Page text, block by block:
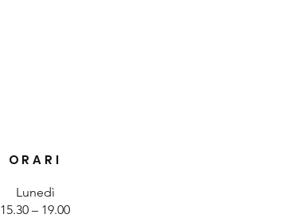
ORARI
Lunedì
15.30 – 19.00